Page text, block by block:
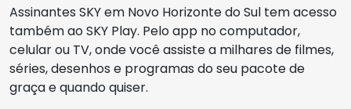
Assinantes SKY em Novo Horizonte do Sul tem acesso
também ao SKY Play. Pelo app no computador,
celular ou TV, onde você assiste a milhares de filmes,
séries, desenhos e programas do seu pacote de
graça e quando quiser.